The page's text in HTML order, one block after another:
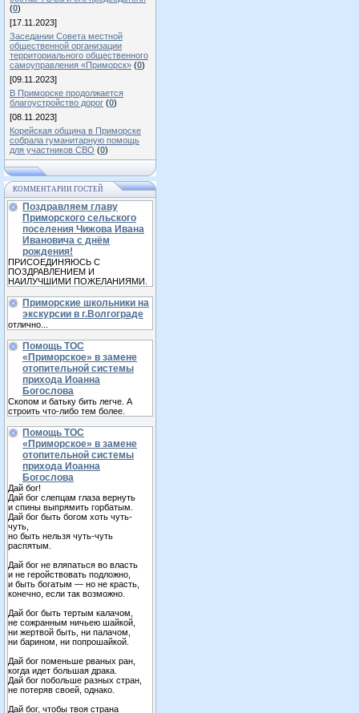
(0)
[17.11.2023]
Заседании Совета местной
общественной организации
территориального общественного
самоуправления «Приморск» (0)
[09.11.2023]
В Приморске продолжается
благоустройство дорог (0)
[08.11.2023]
Корейская община в Приморске
собрала гуманитарную помощь
для участников СВО (0)
КОММЕНТАРИИ ГОСТЕЙ
Поздравляем главу
Приморского сельского
поселения Чижова Ивана
Ивановича с днём
рождения!
ПРИСОЕДИНЯЮСЬ С
ПОЗДРАВЛЕНИЕМ И
НАИЛУЧШИМИ ПОЖЕЛАНИЯМИ.
Приморские школьники на
экскурсии в г.Волгограде
отлично...
Помощь ТОС
«Приморское» в замене
отопительной системы
прихода Иоанна
Богослова
Скопом и батьку бить легче. А
строить что-либо тем более.
Помощь ТОС
«Приморское» в замене
отопительной системы
прихода Иоанна
Богослова
Дай бог!
Дай бог слепцам глаза вернуть
и спины выпрямить горбатым.
Дай бог быть богом хоть чуть-
чуть,
но быть нельзя чуть-чуть
распятым.
Дай бог не вляпаться во власть
и не геройствовать подложно,
и быть богатым — но не красть,
конечно, если так возможно.
Дай бог быть тертым калачом,
не сожранным ничьею шайкой,
ни жертвой быть, ни палачом,
ни барином, ни попрошайкой.
Дай бог поменьше рваных ран,
когда идет большая драка.
Дай бог побольше разных стран,
не потеряв своей, однако.
Дай бог, чтобы твоя страна